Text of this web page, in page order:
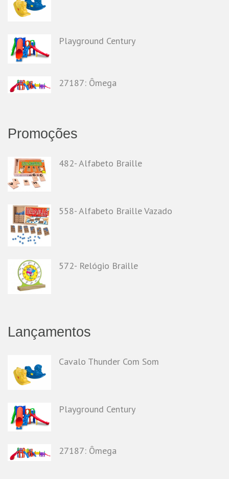
Playground Century
27187: Ômega
Promoções
482- Alfabeto Braille
558- Alfabeto Braille Vazado
572- Relógio Braille
Lançamentos
Cavalo Thunder Com Som
Playground Century
27187: Ômega